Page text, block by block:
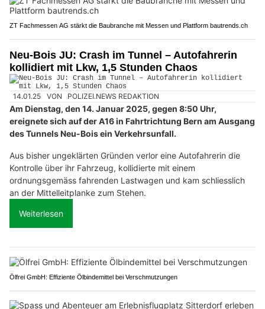
ZT Fachmessen AG stärkt die Baubranche mit Messen und Plattform bautrends.ch
Neu-Bois JU: Crash im Tunnel – Autofahrerin
kollidiert mit Lkw, 1,5 Stunden Chaos
14.01.25 VON POLIZEI.NEWS REDAKTION
Am Dienstag, den 14. Januar 2025, gegen 8:50 Uhr,
ereignete sich auf der A16 in Fahrtrichtung Bern am Ausgang
des Tunnels Neu-Bois ein Verkehrsunfall.
Aus bisher ungeklärten Gründen verlor eine Autofahrerin die
Kontrolle über ihr Fahrzeug, kollidierte mit einem
ordnungsgemäss fahrenden Lastwagen und kam schliesslich
an der Mittelleitplanke zum Stehen.
Weiterlesen
Ölfrei GmbH: Effiziente Ölbindemittel bei Verschmutzungen